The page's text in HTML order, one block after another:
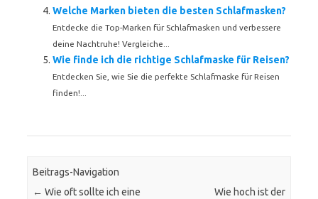
Welche Marken bieten die besten Schlafmasken?
Entdecke die Top-Marken für Schlafmasken und verbessere
deine Nachtruhe! Vergleiche...
Wie finde ich die richtige Schlafmaske für Reisen?
Entdecken Sie, wie Sie die perfekte Schlafmaske für Reisen
finden!...
Beitrags-Navigation
← Wie oft sollte ich eine
Wie hoch ist der